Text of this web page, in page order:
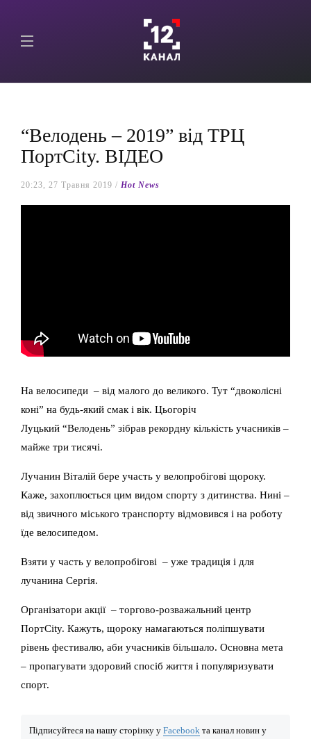
“Велодень – 2019” від ТРЦ
ПортCity. ВІДЕО
20:23, 27 Травня 2019 / Hot News
На велосипеди – від малого до великого. Тут “двоколісні
коні” на будь-який смак і вік. Цьогоріч
Луцький “Велодень” зібрав рекордну кількість учасників –
майже три тисячі.
Лучанин Віталій бере участь у велопробігові щороку.
Каже, захоплюється цим видом спорту з дитинства. Нині –
від звичного міського транспорту відмовився і на роботу
їде велосипедом.
Взяти у часть у велопробігові – уже традиція і для
лучанина Сергія.
Організатори акції – торгово-розважальний центр
ПортCity. Кажуть, щороку намагаються поліпшувати
рівень фестивалю, аби учасників більшало. Основна мета
– пропагувати здоровий спосіб життя і популяризувати
спорт.
Підписуйтеся на нашу сторінку у Facebook та канал новин у